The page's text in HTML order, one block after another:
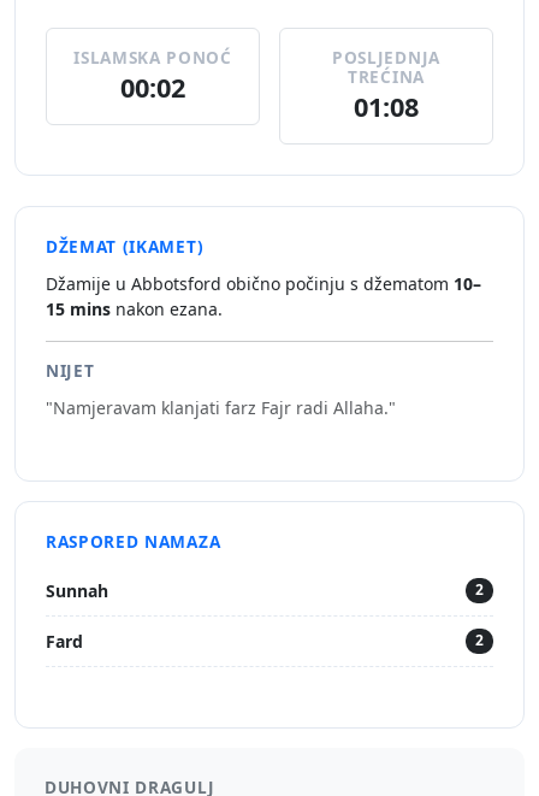
ISLAMSKA PONOĆ
00:02
POSLJEDNJA
TREĆINA
01:08
DŽEMAT (IKAMET)
Džamije u Abbotsford obično počinju s džematom 10–
15 mins nakon ezana.
NIJET
"Namjeravam klanjati farz Fajr radi Allaha."
RASPORED NAMAZA
Sunnah 2
Fard 2
DUHOVNI DRAGULJ